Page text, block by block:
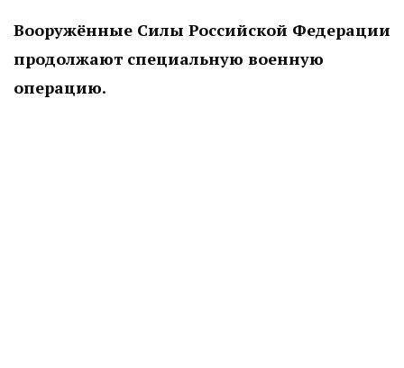
Вооружённые Силы Российской Федерации
продолжают специальную военную
операцию.